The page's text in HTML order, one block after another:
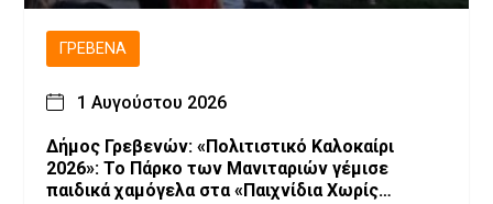
ΓΡΕΒΕΝΆ
1 Αυγούστου 2026
Δήμος Γρεβενών: «Πολιτιστικό Καλοκαίρι
2026»: Το Πάρκο των Μανιταριών γέμισε
παιδικά χαμόγελα στα «Παιχνίδια Χωρίς